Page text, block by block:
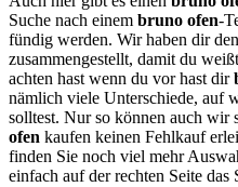
Suche nach einem bruno ofen-
fündig werden. Wir haben dir
zusammengestellt, damit du
achten hast wenn du vor hast dir
nämlich viele Unterschiede, auf
solltest. Nur so können auch wir
ofen kaufen keinen Fehlkauf
finden Sie noch viel mehr
einfach auf der rechten Seite das